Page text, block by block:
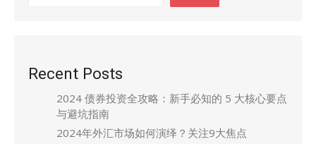
Recent Posts
2024 债券投资全攻略：新手必知的 5 大核心要点
与避坑指南
2024年外汇市场如何演绎？关注9大焦点